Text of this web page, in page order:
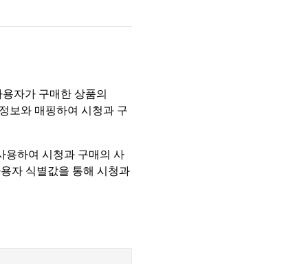
자가 구매한 상품의
보와 매핑하여 시청과 구
용하여 시청과 구매의 사
자 식별값을 통해 시청과